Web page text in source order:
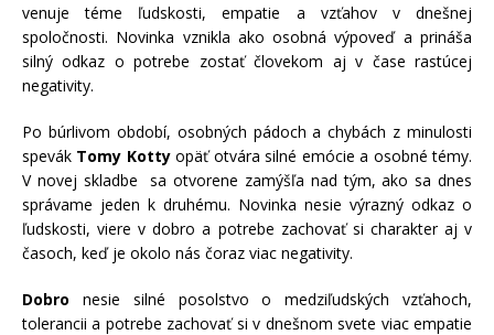
venuje téme ľudskosti, empatie a vzťahov v dnešnej
spoločnosti. Novinka vznikla ako osobná výpoveď a prináša
silný odkaz o potrebe zostať človekom aj v čase rastúcej
negativity.
Po búrlivom období, osobných pádoch a chybách z minulosti
spevák Tomy Kottyopäť otvára silné emócie a osobné témy.
V novej skladbe sa otvorene zamýšľa nad tým, ako sa dnes
správame jeden k druhému. Novinka nesie výrazný odkaz o
ľudskosti, viere v dobro a potrebe zachovať si charakter aj v
časoch, keď je okolo nás čoraz viac negativity.
Dobro nesie silné posolstvo o medziľudských vzťahoch,
tolerancii a potrebe zachovať si v dnešnom svete viac empatie